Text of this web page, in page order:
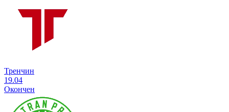
Тренчин
19.04
Окончен